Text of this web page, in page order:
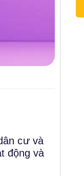
cư và
động và